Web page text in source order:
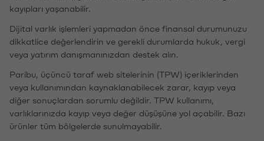
kayıpları yaşanabilir.
Dijital varlık işlemleri yapmadan önce finansal durumunuzu
dikkatlice değerlendirin ve gerekli durumlarda hukuk, vergi
veya yatırım danışmanınızdan destek alın.
Paribu, üçüncü taraf web sitelerinin (TPW) içeriklerinden
veya kullanımından kaynaklanabilecek zarar, kayıp veya
diğer sonuçlardan sorumlu değildir. TPW kullanımı,
varlıklarınızda kayıp veya değer düşüşüne yol açabilir. Bazı
ürünler tüm bölgelerde sunulmayabilir.